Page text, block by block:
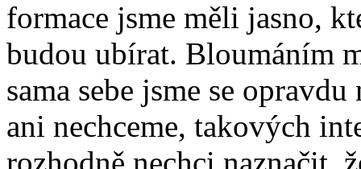
formace jsme měli jasno,
budou ubírat. Bloumáním
sama sebe jsme se
ani nechceme, takových
rozhodně nechci naznačit,